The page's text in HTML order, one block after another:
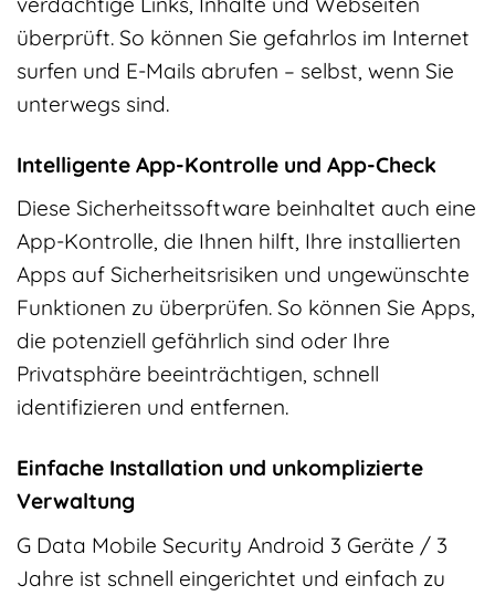
überprüft. So können Sie gefahrlos im Internet
surfen und E-Mails abrufen – selbst, wenn Sie
unterwegs sind.
Intelligente App-Kontrolle und App-Check
Diese Sicherheitssoftware beinhaltet auch eine
App-Kontrolle, die Ihnen hilft, Ihre installierten
Apps auf Sicherheitsrisiken und ungewünschte
Funktionen zu überprüfen. So können Sie Apps,
die potenziell gefährlich sind oder Ihre
Privatsphäre beeinträchtigen, schnell
identifizieren und entfernen.
Einfache Installation und unkomplizierte
Verwaltung
G Data Mobile Security Android 3 Geräte / 3
Jahre ist schnell eingerichtet und einfach zu